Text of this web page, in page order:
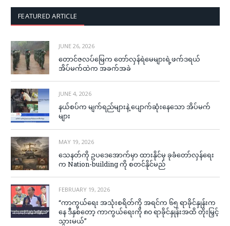
FEATURED ARTICLE
JUNE 26, 2026
တောင်ဇလပ်မြေက တော်လှန်ရဲမေများရဲ့ဖက်ဒရယ်
အိပ်မက်ထဲက အခက်အခဲ
JUNE 4, 2026
နယ်စပ်က မျက်ရည်များနဲ့ ပျောက်ဆုံးနေသော အိပ်မက်
များ
MAY 19, 2026
သေနတ်ကို ဥပဒေအောက်မှာ ထားနိုင်မှ ခုခံတော်လှန်ရေး
က Nation-building ကို စတင်နိုင်မည်
FEBRUARY 19, 2026
“ကာကွယ်ရေး အသုံးစရိတ်ကို အရင်က ၆၅ ရာခိုင်နှုန်းက
နေ ဒီနှစ်တော့ ကာကွယ်ရေးကို ၈၀ ရာခိုင်နှုန်းအထိ တိုးမြှင့်
သွားမယ်”